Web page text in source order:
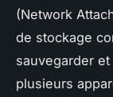
(Network
de stockage
sauvegarder
plusieurs